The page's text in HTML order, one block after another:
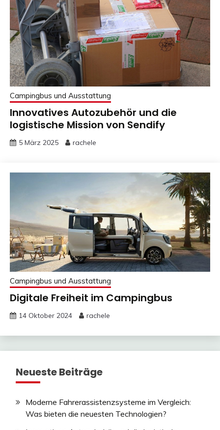
Campingbus und Ausstattung
Innovatives Autozubehör und die
logistische Mission von Sendify
5 März 2025 rachele
Campingbus und Ausstattung
Digitale Freiheit im Campingbus
14 Oktober 2024 rachele
Neueste Beiträge
Moderne Fahrerassistenzsysteme im Vergleich:
Was bieten die neuesten Technologien?